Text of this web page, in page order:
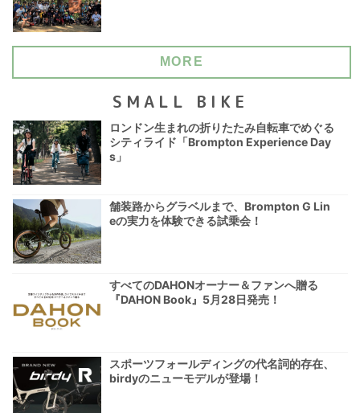
MORE
SMALL BIKE
ロンドン生まれの折りたたみ自転車でめぐる
シティライド「Brompton Experience Day
s」
舗装路からグラベルまで、Brompton G Lin
eの実力を体験できる試乗会！
すべてのDAHONオーナー＆ファンへ贈る
『DAHON Book』5月28日発売！
スポーツフォールディングの代名詞的存在、
birdyのニューモデルが登場！